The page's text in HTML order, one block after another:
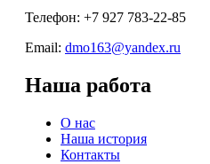
Телефон: +7 927 783-22-85
Email: dmo163@yandex.ru
Наша работа
О нас
Наша история
Контакты